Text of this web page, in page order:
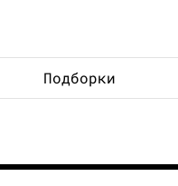
Подборки